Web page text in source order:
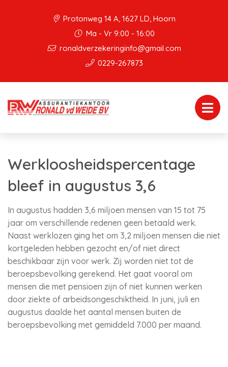
Protonweg 14 A, 1627 LD, Hoorn
Ma - Vr 9:00 - 16:00
ronaldverzekeringinfo@gmail.com
0229-267873
Werkloosheidspercentage
bleef in augustus 3,6
In augustus hadden 3,6 miljoen mensen van 15 tot 75
jaar om verschillende redenen geen betaald werk.
Naast werklozen ging het om 3,2 miljoen mensen die niet
kortgeleden hebben gezocht en/of niet direct
beschikbaar zijn voor werk. Zij worden niet tot de
beroepsbevolking gerekend. Het gaat vooral om
mensen die met pensioen zijn of niet kunnen werken
door ziekte of arbeidsongeschiktheid. In juni, juli en
augustus daalde het aantal mensen buiten de
beroepsbevolking met gemiddeld 7.000 per maand.